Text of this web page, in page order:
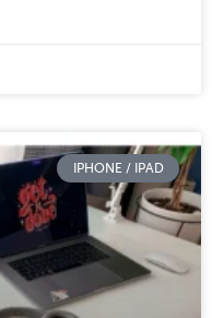
IPHONE / IPAD